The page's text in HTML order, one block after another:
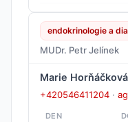
endokrinologie a
MUDr. Petr Jelínek
Marie Horňáčková
+420546411204 ·
DEN